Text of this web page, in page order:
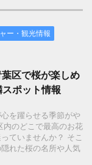
ー・観光情報
区で桜が楽しめ
ポット情報
を躍らせる季節がや
内のどこで最高のお花
ていませんか？ そこ
れた桜の名所や人気